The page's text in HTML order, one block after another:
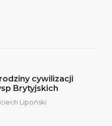
cywilizacji
Brytyjskich
Lipoński